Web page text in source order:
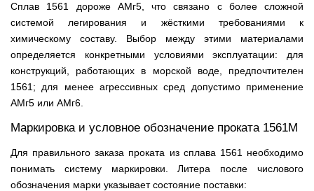
Сплав 1561 дороже АМг5, что связано с более сложной
системой легирования и жёсткими требованиями к
химическому составу. Выбор между этими материалами
определяется конкретными условиями эксплуатации: для
конструкций, работающих в морской воде, предпочтителен
1561; для менее агрессивных сред допустимо применение
АМг5 или АМг6.
Маркировка и условное обозначение проката 1561М
Для правильного заказа проката из сплава 1561 необходимо
понимать систему маркировки. Литера после числового
обозначения марки указывает состояние поставки: